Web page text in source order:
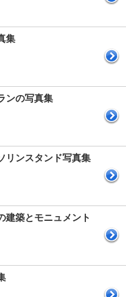
集
ンの写真集
リンスタンド写真集
建築とモニュメント